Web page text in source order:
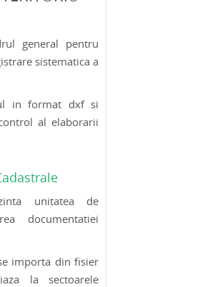
general pentru
sistematica a
in format dxf si
al elaborarii
unitatea de
documentatiei
importa din fisier
la sectoarele